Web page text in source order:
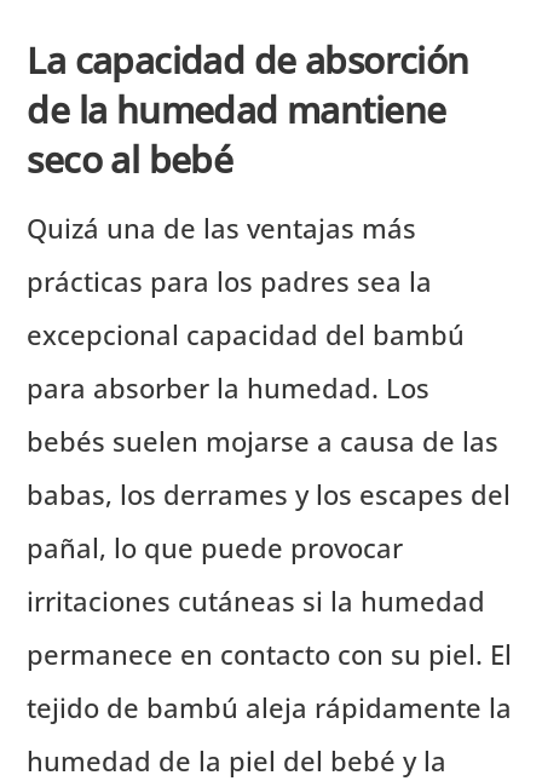
La capacidad de absorción
de la humedad mantiene
seco al bebé
Quizá una de las ventajas más
prácticas para los padres sea la
excepcional capacidad del bambú
para absorber la humedad. Los
bebés suelen mojarse a causa de las
babas, los derrames y los escapes del
pañal, lo que puede provocar
irritaciones cutáneas si la humedad
permanece en contacto con su piel. El
tejido de bambú aleja rápidamente la
humedad de la piel del bebé y la